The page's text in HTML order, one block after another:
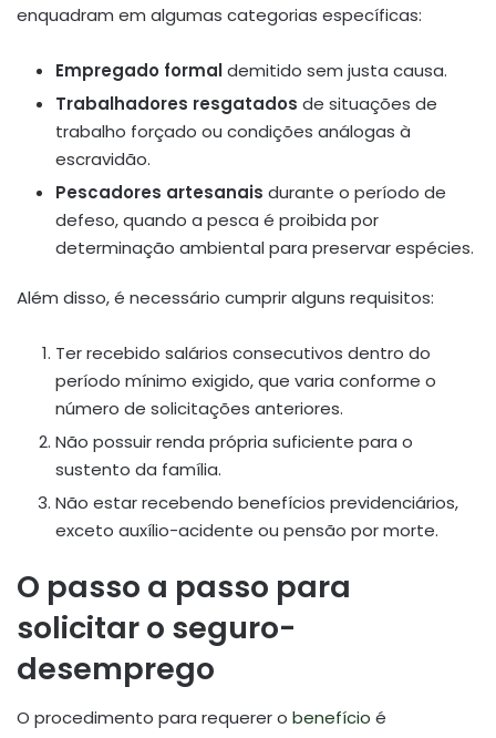
enquadram em algumas categorias específicas:
Empregado formaldemitido sem justa causa.
Trabalhadores resgatados de situações de
trabalho forçado ou condições análogas à
escravidão.
Pescadores artesanais durante o período de
defeso, quando a pesca é proibida por
determinação ambiental para preservar espécies.
Além disso, é necessário cumprir alguns requisitos:
Ter recebido salários consecutivos dentro do
período mínimo exigido, que varia conforme o
número de solicitações anteriores.
Não possuir renda própria suficiente para o
sustento da família.
Não estar recebendo benefícios previdenciários,
exceto auxílio-acidente ou pensão por morte.
O passo a passo para
solicitar o seguro-
desemprego
O procedimento para requerer o benefício é